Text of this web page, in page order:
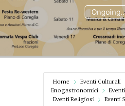
Home Eventi Culturali
Enogastronomici
Eventi Religiosi
Eventi